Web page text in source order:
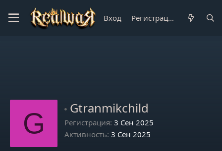
Вход Регистрация
G Gtranmikchild
Регистрация 3 Сен 2025
Активность 3 Сен 2025